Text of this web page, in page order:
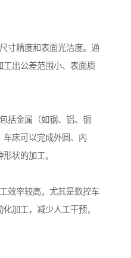
寸精度和表面光洁度。通
出公差范围小、表面质
括金属（如钢、铝、铜
床可以完成外圆、内
状的加工。
效率较高，尤其是数控车
加工，减少人工干预，